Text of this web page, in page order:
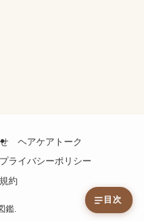
ヘアケアトーク
プライバシーポリシー
約
鑑.
目次